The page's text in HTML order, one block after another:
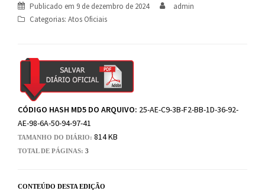
Publicado em 9 de dezembro de 2024
admin
Categorias: Atos Oficiais
CÓDIGO HASH MD5 DO ARQUIVO: 25-AE-C9-3B-F2-BB-1D-36-92-
AE-98-6A-50-94-97-41
TAMANHO DO DIÁRIO: 814 KB
TOTAL DE PÁGINAS: 3
CONTEÚDO DESTA EDIÇÃO